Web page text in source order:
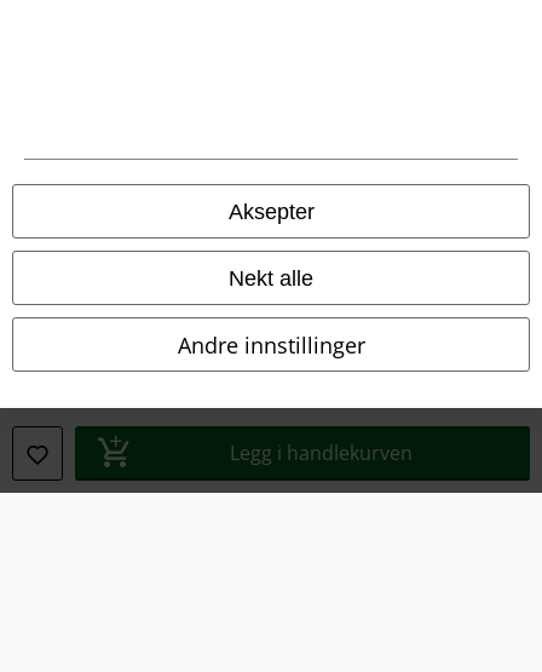
Aksepter
Nekt alle
Andre innstillinger
Legg i handlekurven
Impressum
Konfidensialitetserklæring
Avfallshåndtering og miljøbeskyttelse
Angre bestilling